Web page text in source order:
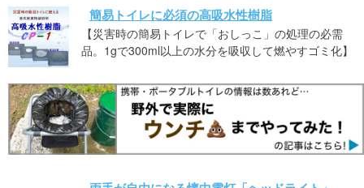
簡易トイレに必須の高吸水性樹脂
【災害時の簡易トイレで「おしっこ」の処理の必需
品。1gで300ml以上の水分を吸収して燃やすゴミ化】